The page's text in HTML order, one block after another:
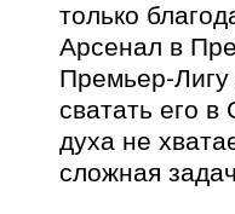
только
Арсенал в
Премьер-
сватать его
духа не
сложная